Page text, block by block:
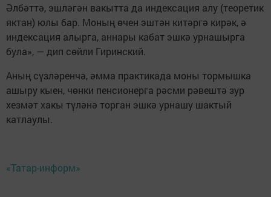
Әлбәттә, эшләгән вакытта да индексация алу (теоретик
яктан) юлы бар. Моның өчен эштән китәргә кирәк, ә
индексация алырга, аннары кабат эшкә урнашырга
була», — дип сөйли Гиринский.
Аның сүзләренчә, әмма практикада моны тормышка
ашыру кыен, чөнки пенсионерга рәсми рәвештә зур
хезмәт хакы түләнә торган эшкә урнашу шактый
катлаулы.
«Татар-информ»